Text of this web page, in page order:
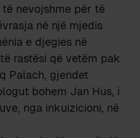
nevojshme për të
në një mjedis
e djegies në
rastësi që vetëm pak
Palach, gjendet
bohem Jan Hus, i
nga inkuizicioni, në